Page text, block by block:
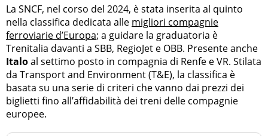
La SNCF, nel corso del 2024, è stata inserita al quinto
nella classifica dedicata alle migliori compagnie
ferroviarie d’Europa; a guidare la graduatoria è
Trenitalia davanti a SBB, RegioJet e OBB. Presente anche
Italoal settimo posto in compagnia di Renfe e VR. Stilata
da Transport and Environment (T&E), la classifica è
basata su una serie di criteri che vanno dai prezzi dei
biglietti fino all’affidabilità dei treni delle compagnie
europee.